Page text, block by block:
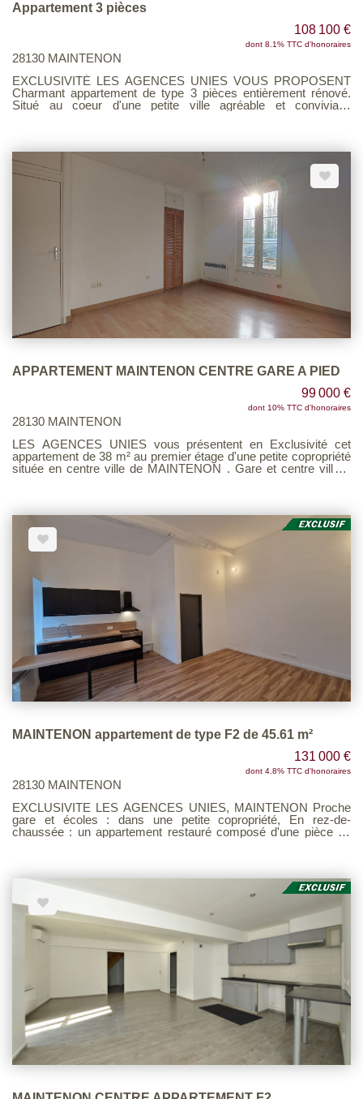
Appartement 3 pièces
108 100 €
dont 8.1% TTC d'honoraires
28130 MAINTENON
EXCLUSIVITÉ LES AGENCES UNIES VOUS PROPOSENT
Charmant appartement de type 3 pièces entièrement rénové.
Situé au coeur d'une petite ville agréable et conviviale,
moderne et chaleureux, venez découvrir votre futur chez-vous.
Voir page 9 du Barème d'honoraires consultable sur notre site
APPARTEMENT MAINTENON CENTRE GARE A PIED
99 000 €
dont 10% TTC d'honoraires
28130 MAINTENON
LES AGENCES UNIES vous présentent en Exclusivité cet
appartement de 38 m² au premier étage d'une petite copropriété
située en centre ville de MAINTENON . Gare et centre ville à
consultable sur notre site
MAINTENON appartement de type F2 de 45.61 m²
131 000 €
dont 4.8% TTC d'honoraires
28130 MAINTENON
EXCLUSIVITE LES AGENCES UNIES, MAINTENON Proche
gare et écoles : dans une petite copropriété, En rez-de-
chaussée : un appartement restauré composé d'une pièce de
notre site